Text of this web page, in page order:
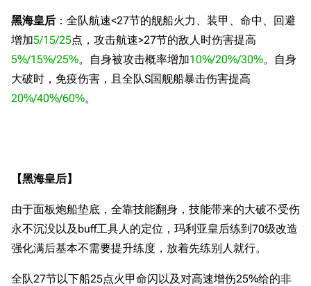
黑海皇后 ：全队航速<27节的舰船火力、装甲、命中、回避
增加5/15/25点，攻击航速>27节的敌人时伤害提高
5%/15%/25%。自身被攻击概率增加10%/20%/30%。自身
大破时，免疫伤害，且全队S国舰船暴击伤害提高
20%/40%/60%。
【黑海皇后】
由于面板炮船垫底，全靠技能翻身，技能带来的大破不受伤
永不沉没以及buff工具人的定位，玛利亚皇后练到70级改造
强化满后基本不需要提升练度，放着先练别人就行。
全队27节以下船25点火甲命闪以及对高速增伤25%给的非